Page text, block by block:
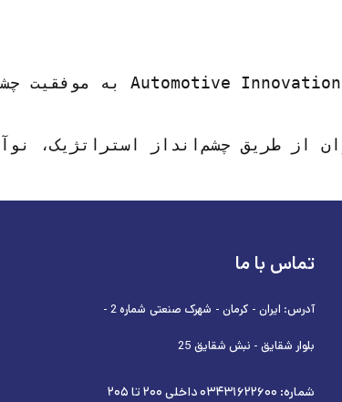
تماس با ما
آدرس: ایران - کرمان - شهرک صنعتی شماره 2 -
بلوار شقایق - نبش شقایق 25
شماره: ۰۳۴۳۱۶۲۲۶۰۰ داخلی ۲۰۰ تا ۲۰۵